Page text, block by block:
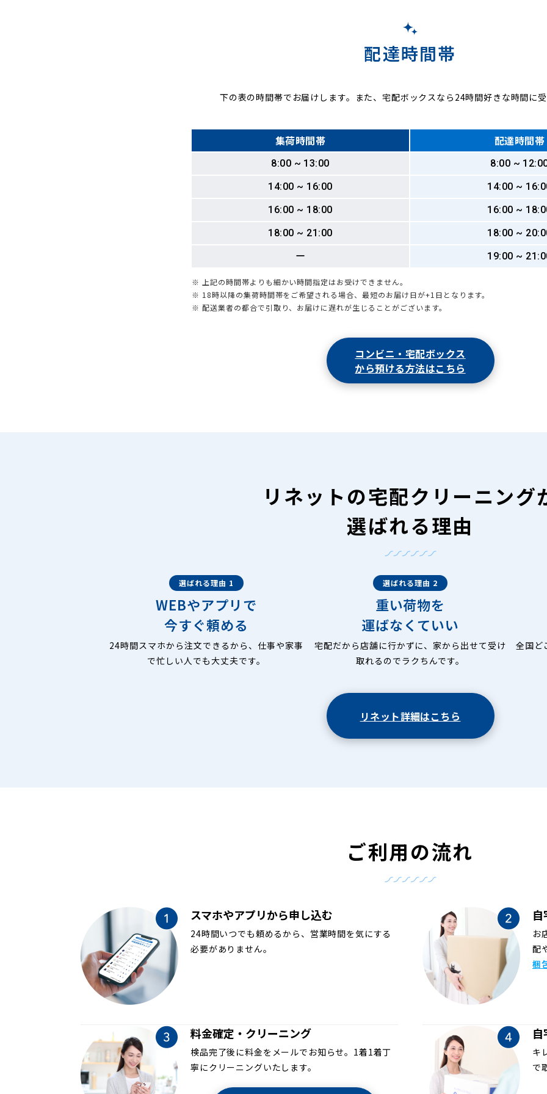
配達時間帯
下の表の時間帯でお届けします。また、宅配ボックスなら24時間好きな時間に
集荷時間帯 配達時間帯
8:00 ~ 13:00
8:00 ~
14:00 ~ 16:00
14:00 ~
16:00 ~ 18:00
16:00 ~
18:00 ~ 21:00
18:00 ~
ー
19:00 ~
※ 上記の時間帯よりも細かい時間指定はお受けできません。
※ 18時以降の集荷時間帯をご希望される場合、最短のお届け日が+1日となります。
※ 配送業者の都合で引取り、お届けに遅れが生じることがございます。
コンビニ・宅配ボックス
から預ける方法はこちら
リネットの宅配クリーニング
選ばれる理由
選ばれる理由 1
WEBやアプリで
今すぐ頼める
24時間スマホから注文できるから、仕事や家事
で忙しい人でも大丈夫です。
選ばれる理由 2
重い荷物を
運ばなくていい
宅配だから店舗に行かずに、家から出せて受け
取れるのでラクちんです。
全国ど
リネット詳細はこちら
ご利用の流れ
スマホやアプリから申し込む
24時間いつでも頼めるから、営業時間を気にする
必要がありません。
お
配
梱
料金確定・クリーニング
検品完了後に料金をメールでお知らせ。1着1着丁
寧にクリーニングいたします。
キ
で